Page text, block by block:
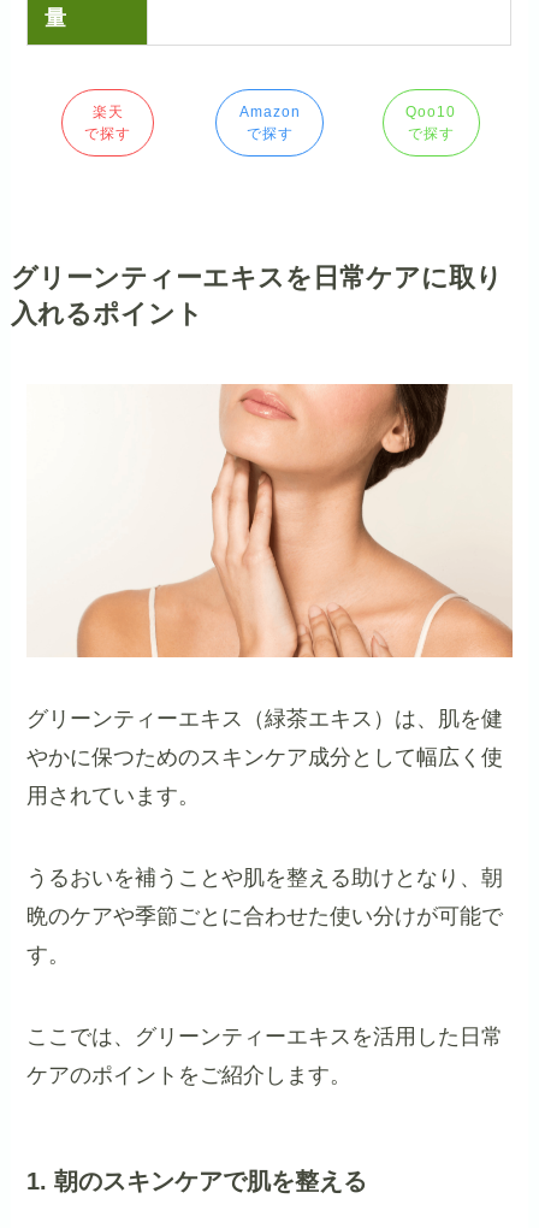
量
楽天
で探す
Amazon
で探す
Qoo10
で探す
グリーンティーエキスを日常ケアに取り
入れるポイント
グリーンティーエキス（緑茶エキス）は、肌を健
やかに保つためのスキンケア成分として幅広く使
用されています。
うるおいを補うことや肌を整える助けとなり、朝
晩のケアや季節ごとに合わせた使い分けが可能で
す。
ここでは、グリーンティーエキスを活用した日常
ケアのポイントをご紹介します。
1. 朝のスキンケアで肌を整える